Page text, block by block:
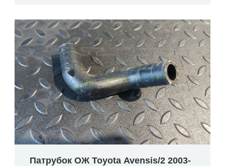
Патрубок ОЖ Toyota Avensis/2 2003-